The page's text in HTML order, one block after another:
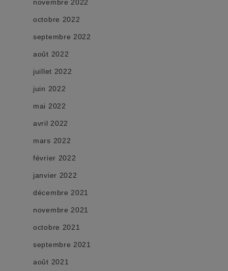
novembre 2022
octobre 2022
septembre 2022
août 2022
juillet 2022
juin 2022
mai 2022
avril 2022
mars 2022
février 2022
janvier 2022
décembre 2021
novembre 2021
octobre 2021
septembre 2021
août 2021